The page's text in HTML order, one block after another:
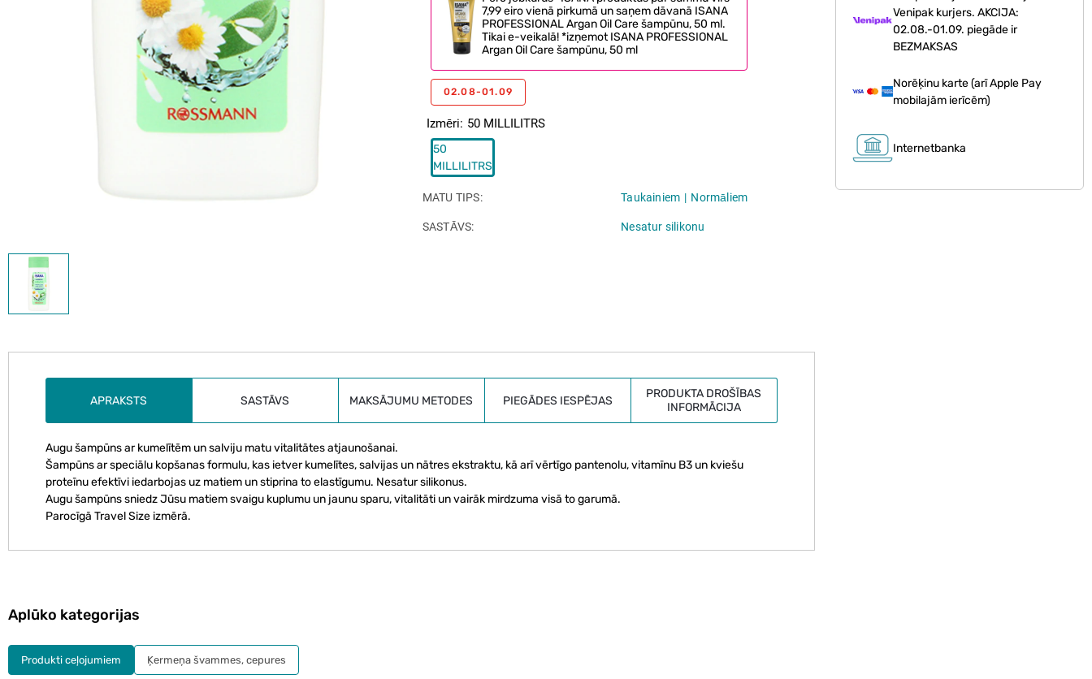
Izmēri 50 MILLILITRS
50
MILLILITRS
7,99 eiro vienā pirkumā un saņem dāvanā ISANA
PROFESSIONAL Argan Oil Care šampūnu, 50 ml.
Tikai e-veikalā! *izņemot ISANA PROFESSIONAL
Argan Oil Care šampūnu, 50 ml
02.08-01.09
MATU TIPS Taukainiem Normāliem
SASTĀVS Nesatur silikonu
Venipak kurjers. AKCIJA:
02.08.-01.09. piegāde ir
BEZMAKSAS
Norēķinu karte (arī Apple Pay
mobilajām ierīcēm)
Internetbanka
APRAKSTS SASTĀVS MAKSĀJUMU METODES PIEGĀDES IESPĒJAS
PRODUKTA DROŠĪBAS
INFORMĀCIJA
Augu šampūns ar kumelītēm un salviju matu vitalitātes atjaunošanai.
Šampūns ar speciālu kopšanas formulu, kas ietver kumelītes, salvijas un nātres ekstraktu, kā arī vērtīgo pantenolu, vitamīnu B3 un kviešu
proteīnu efektīvi iedarbojas uz matiem un stiprina to elastīgumu. Nesatur silikonus.
Augu šampūns sniedz Jūsu matiem svaigu kuplumu un jaunu sparu, vitalitāti un vairāk mirdzuma visā to garumā.
Parocīgā Travel Size izmērā.
Aplūko kategorijas
Produkti ceļojumiem Ķermeņa švammes, cepures